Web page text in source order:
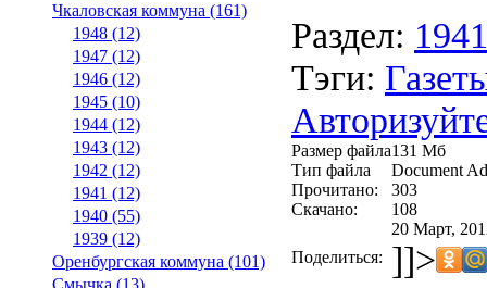
Чкаловская коммуна (161)
1948 (12)
1947 (12)
1946 (12)
1945 (10)
1944 (12)
1943 (12)
1942 (12)
1941 (12)
1940 (55)
1939 (12)
Оренбургская коммуна (101)
Смычка (13)
Раздел: 1941
Тэги:
Размер файла131 Мб
Тип файла
Document
Прочитано:
303
Скачано:
108
20 Март,
Поделиться: ]]>